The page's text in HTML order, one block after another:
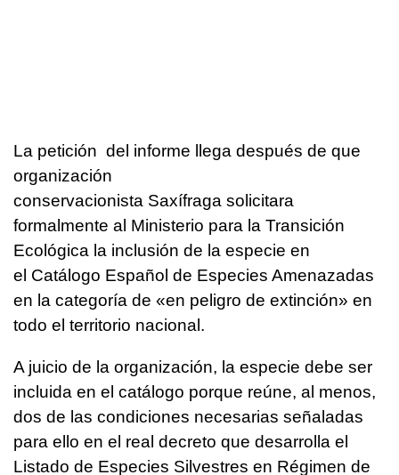
La petición del informe llega después de que
organización
conservacionista Saxífraga solicitara
formalmente al Ministerio para la Transición
Ecológica la inclusión de la especie en
el Catálogo Español de Especies Amenazadas
en la categoría de «en peligro de extinción» en
todo el territorio nacional.
A juicio de la organización, la especie debe ser
incluida en el catálogo porque reúne, al menos,
dos de las condiciones necesarias señaladas
para ello en el real decreto que desarrolla el
Listado de Especies Silvestres en Régimen de